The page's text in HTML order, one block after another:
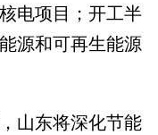
电项目；开工半
源和可再生能源
山东将深化节能